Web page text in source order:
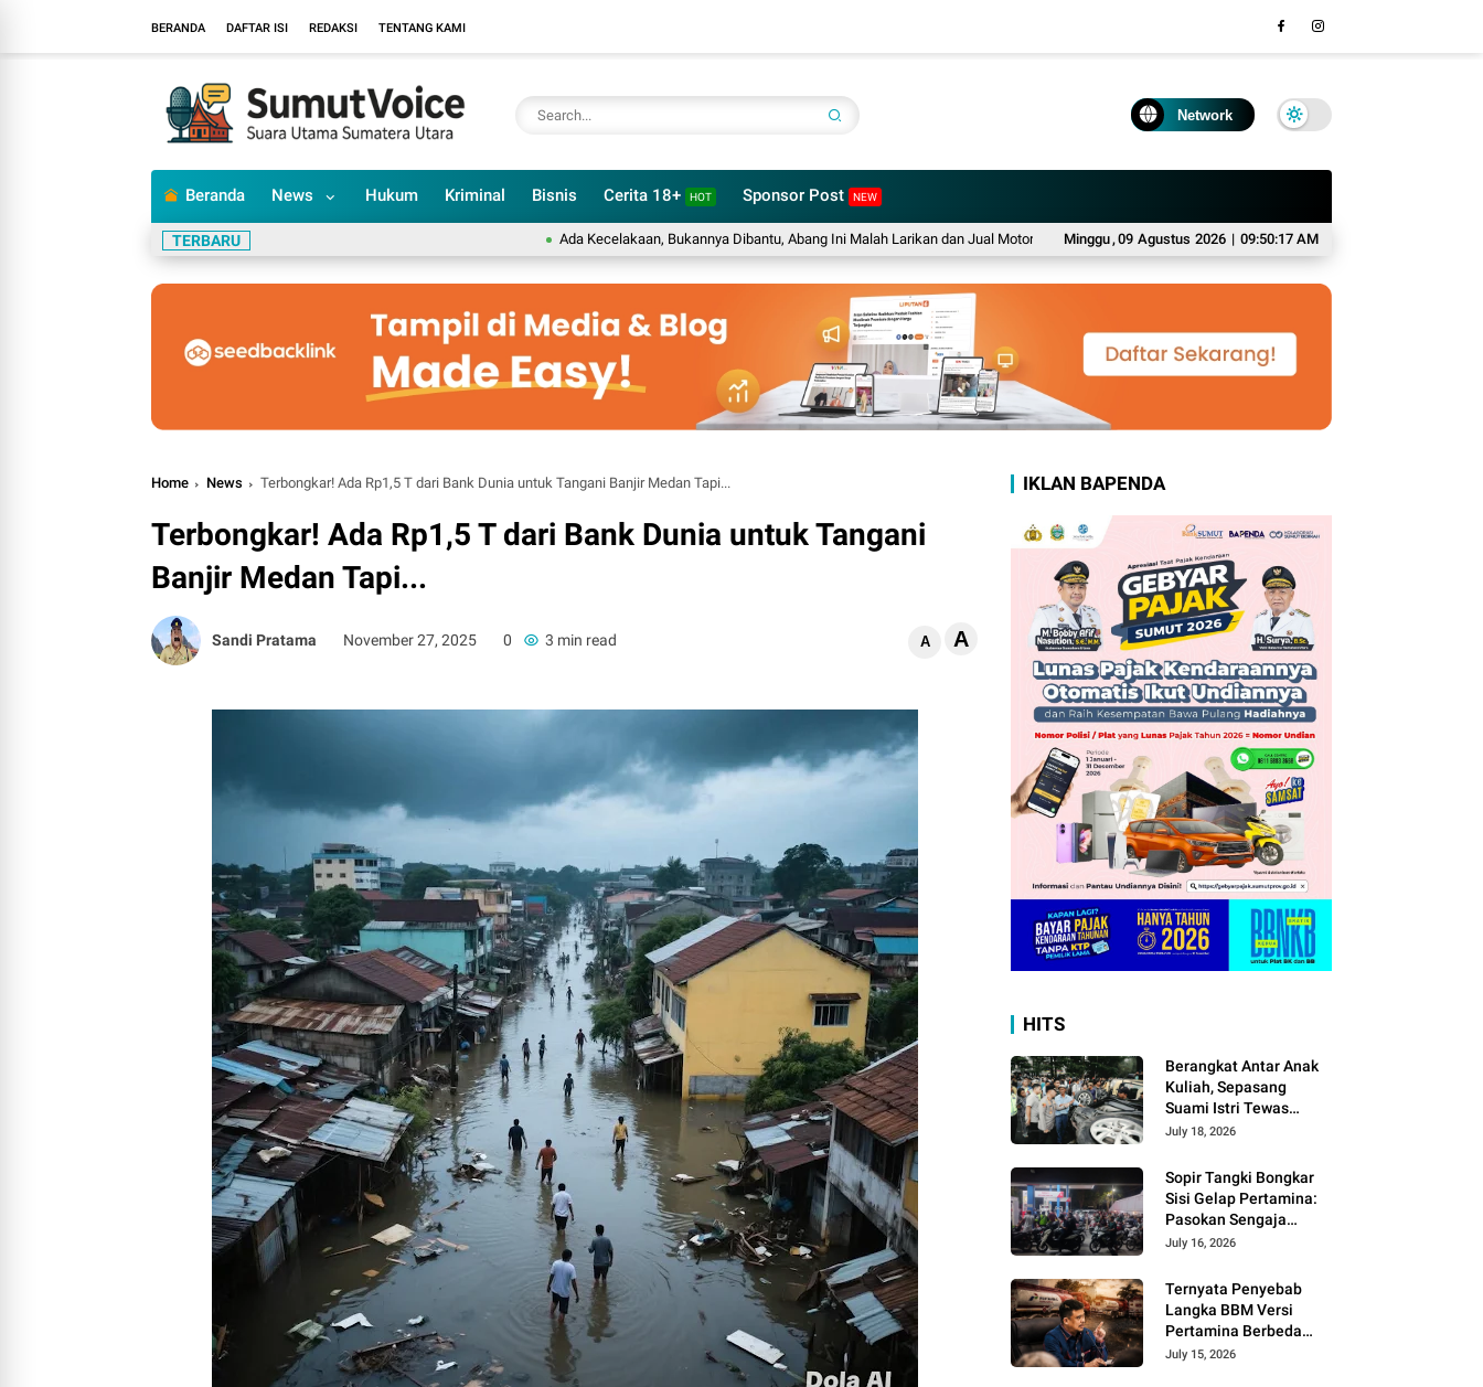
BERANDA DAFTAR ISI REDAKSI TENTANG KAMI
Network
Beranda News Hukum Kriminal Bisnis Cerita 18+ HOT Sponsor Post NEW
Minggu,09 Agustus 2026 | 09:50:18 AM
TERBARU Ada Kecelakaan, Bukannya Dibantu, Abang Ini Malah Larikan dan Jual Motor Korban Viral Video "Yang Wes Yang" di Banyuwangi, Identitas Dua Remaja
Home News Terbongkar! Ada Rp1,5 T dari Bank Dunia untuk Tangani Banjir Medan Tapi...
Terbongkar! Ada Rp1,5 T dari Bank Dunia untuk Tangani
Banjir Medan Tapi...
Sandi Pratama November 27, 2025 0 3 min read A A
IKLAN BAPENDA
HITS
Berangkat Antar Anak
Kuliah, Sepasang
Suami Istri Tewas
dalam Tragedi Maut
July 18, 2026
Sopir Tangki Bongkar
Sisi Gelap Pertamina:
Pasokan Sengaja
Dijatah Demi Dongkrak
July 16, 2026
Ternyata Penyebab
Langka BBM Versi
Pertamina Berbeda
Dengan Gubsu, TNI dan
July 15, 2026